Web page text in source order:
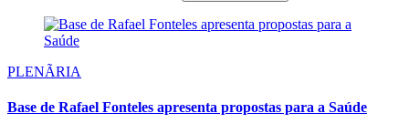
PLENÃRIA
Base de Rafael Fonteles apresenta propostas para a Saúde